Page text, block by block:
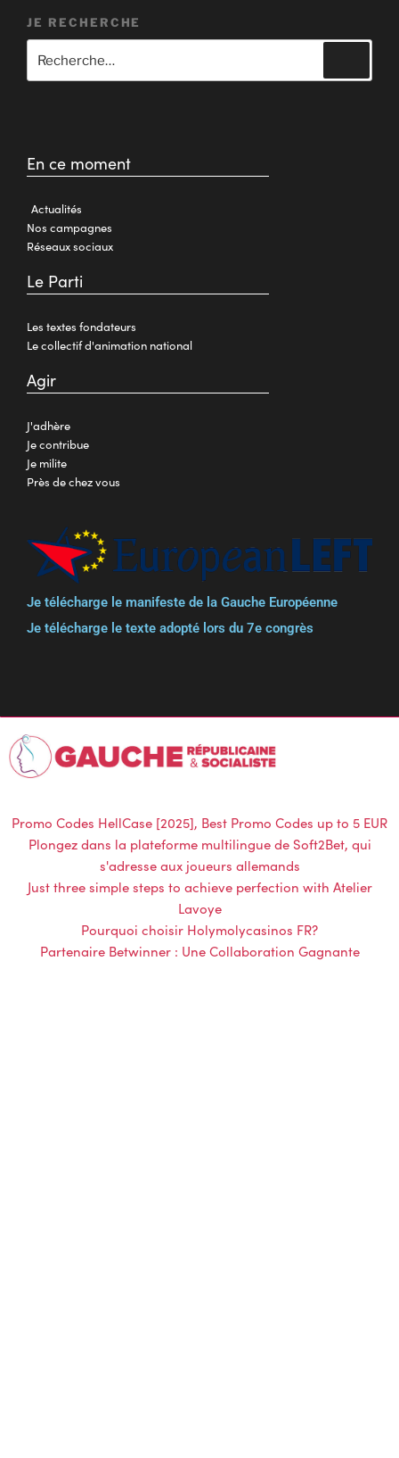
JE RECHERCHE
En ce moment
Actualités
Nos campagnes
Réseaux sociaux
Le Parti
Les textes fondateurs
Le collectif d'animation national
Agir
J'adhère
Je contribue
Je milite
Près de chez vous
Je télécharge le manifeste de la Gauche Européenne
Je télécharge le texte adopté lors du 7e congrès
Promo Codes HellCase [2025], Best Promo Codes up to 5 EUR
Plongez dans la plateforme multilingue de Soft2Bet, qui
s'adresse aux joueurs allemands
Just three simple steps to achieve perfection with Atelier
Lavoye
Pourquoi choisir Holymolycasinos FR?
Partenaire Betwinner : Une Collaboration Gagnante